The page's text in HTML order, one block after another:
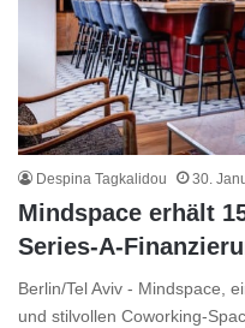
Despina Tagkalidou 30.
Mindspace erhält
Series-A-
Berlin/Tel Aviv - Mindspace,
und stilvollen Coworking-